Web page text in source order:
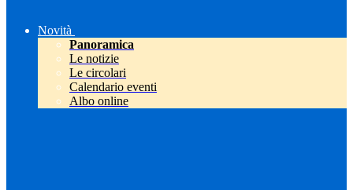
Novità
Panoramica
Le notizie
Le circolari
Calendario eventi
Albo online